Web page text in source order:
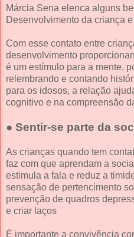
Márcia Sena elenca alguns
Desenvolvimento da criança
Com esse contato entre
desenvolvimento
é um estímulo para a mente,
relembrando e contando
para os idosos, a relação
cognitivo e na compreensão
● Sentir-se parte da
As crianças quando tem
faz com que aprendam a
estimula a fala e reduz a
sensação de pertencimento
prevenção de quadros
e criar laços
É importante a convivência